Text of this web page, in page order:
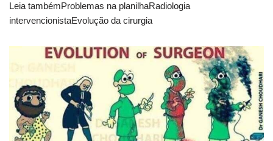
Leia tambémProblemas na planilhaRadiologia
intervencionistaEvolução da cirurgia